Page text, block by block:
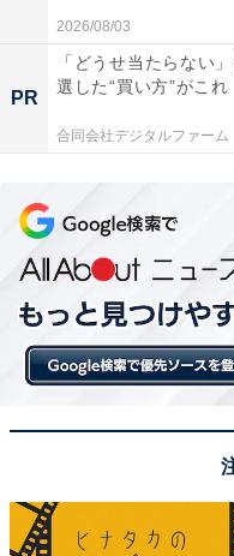
かったし、風邪を引い
寝るんですけど、僕は
もらっていましたね」
一方で、負けず嫌いの
まれた。幼稚園の年中
地元の少年団（広瀬FC
で正式に入団するのだ
えていた。
「かけっこ1つをとって
わけですが、それが本
て、兄弟の中で1番穏
家族のみんなも認めて
2026/08/03
PR
「どうせ当たらない
選した“買い方”がこれ
合同会社デジタルファーム